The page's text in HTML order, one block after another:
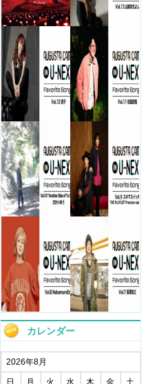
カレンダー
2026年8月
日 月 火 水 木 金 土